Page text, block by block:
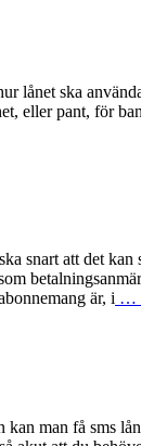
lånet ska
eller pant, för
snart att det
är, i …
man få sms